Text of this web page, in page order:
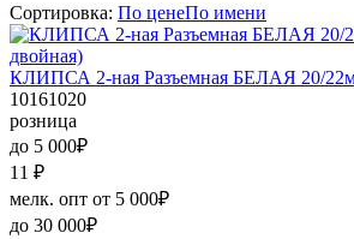
Сортировка: По ценеПо имени
КЛИПСА 2-ная Разъемная БЕЛАЯ 20/
10161020
розница
до 5 000₽
11 ₽
мелк. опт от 5 000₽
до 30 000₽